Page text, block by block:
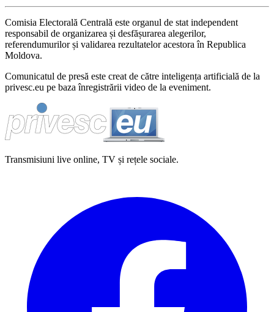
Comisia Electorală Centrală este organul de stat independent
responsabil de organizarea și desfășurarea alegerilor,
referendumurilor și validarea rezultatelor acestora în Republica
Moldova.
Comunicatul de presă este creat de către inteligența artificială de la
privesc.eu pe baza înregistrării video de la eveniment.
Transmisiuni live online, TV și rețele sociale.